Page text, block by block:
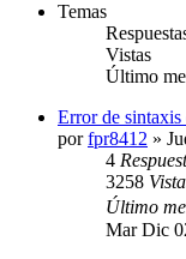
Temas
Vistas
Último
Error de
porfpr8412 »
4
3258
Último
Mar Dic